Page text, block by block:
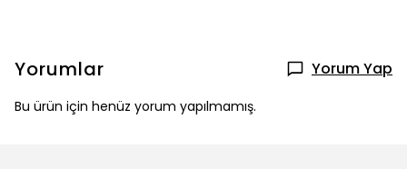
Yorumlar Yorum Yap
Bu ürün için henüz yorum yapılmamış.